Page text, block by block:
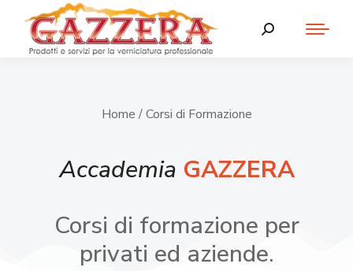
Home / Corsi di Formazione
Accademia GAZZERA
Corsi di formazione per
privati ed aziende.